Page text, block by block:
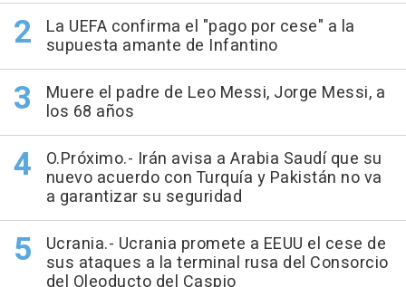
La UEFA confirma el "pago por cese" a la
supuesta amante de Infantino
Muere el padre de Leo Messi, Jorge Messi, a
los 68 años
O.Próximo.- Irán avisa a Arabia Saudí que su
nuevo acuerdo con Turquía y Pakistán no va
a garantizar su seguridad
Ucrania.- Ucrania promete a EEUU el cese de
sus ataques a la terminal rusa del Consorcio
del Oleoducto del Caspio